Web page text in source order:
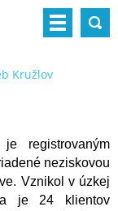
Kružlov
registrovaným
neziskovou
Vznikol v úzkej
je 24 klientov